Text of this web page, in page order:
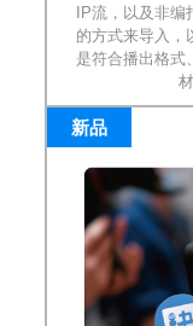
IP流，以及非
的方式来导入，
是符合播出格式
新品